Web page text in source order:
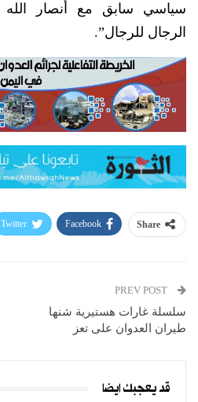
سياسي سابق مع أنصار الله
الرجال للرجال”.
Share
Facebook
Twitter
سلسلة غارات هستيرية شنها
طيران العدوان على تعز
قد يعجبك ايضا